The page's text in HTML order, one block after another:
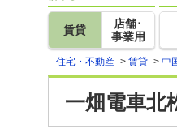
賃貸
店舗･
事業用
住宅・不動産 > 賃貸 > 中
一畑電車北